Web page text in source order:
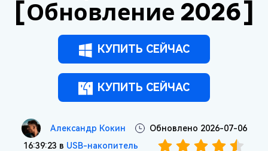
[Обновление 2026]
КУПИТЬ СЕЙЧАС
КУПИТЬ СЕЙЧАС
Александр Кокин
Обновлено 2026-07-06
16:39:23 в USB-накопитель